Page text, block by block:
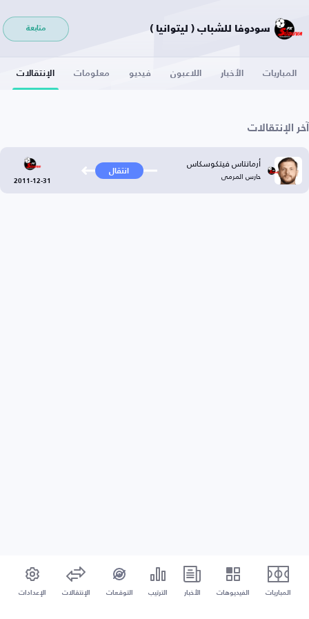
سودوفا للشباب ( ليتوانيا ) متابعة
المباريات الأخبار اللاعبون فيديو معلومات الإنتقالات
آخر الإنتقالات
أرمانتاس فيتكوسكاس
حارس المرمى انتقال
2011-12-31
المباريات الفيديوهات الأخبار الترتيب التوقعات الإنتقالات الإعدادات